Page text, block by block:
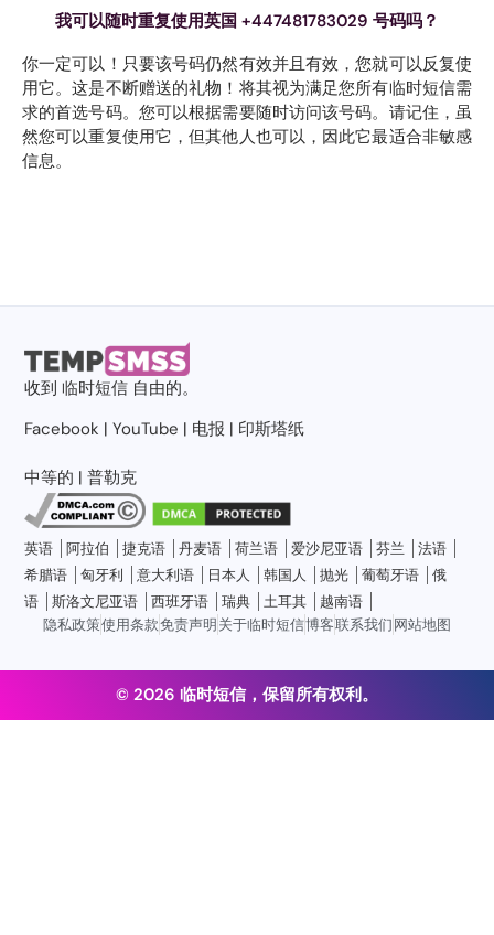
我可以随时重复使用英国 +447481783029 号码吗？
你一定可以！只要该号码仍然有效并且有效，您就可以反复使
用它。这是不断赠送的礼物！将其视为满足您所有临时短信需
求的首选号码。您可以根据需要随时访问该号码。请记住，虽
然您可以重复使用它，但其他人也可以，因此它最适合非敏感
信息。
收到临时短信 自由的。
Facebook |YouTube | 电报 | 印斯塔纸
中等的 |普勒克
英语 阿拉伯 捷克语 丹麦语 荷兰语 爱沙尼亚语 芬兰
法语
希腊语
匈牙利 意大利语 日本人 韩国人 抛光 葡萄牙语
俄
语
斯洛文尼亚语 西班牙语 瑞典 土耳其
越南语
隐私政策使用条款免责声明关于临时短信博客联系我们网站地图
© 2026 临时短信，保留所有权利。